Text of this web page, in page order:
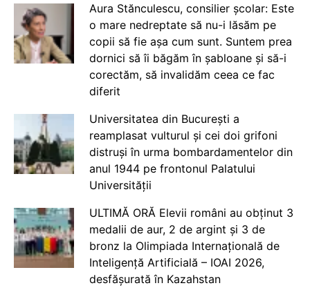
Aura Stănculescu, consilier școlar: Este
o mare nedreptate să nu-i lăsăm pe
copii să fie așa cum sunt. Suntem prea
dornici să îi băgăm în șabloane și să-i
corectăm, să invalidăm ceea ce fac
diferit
Universitatea din București a
reamplasat vulturul și cei doi grifoni
distruși în urma bombardamentelor din
anul 1944 pe frontonul Palatului
Universității
ULTIMĂ ORĂ Elevii români au obținut 3
medalii de aur, 2 de argint și 3 de
bronz la Olimpiada Internațională de
Inteligență Artificială – IOAI 2026,
desfășurată în Kazahstan